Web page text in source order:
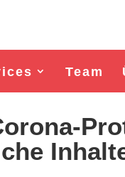
Team